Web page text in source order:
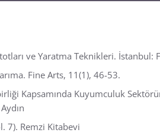
ve Yaratma Teknikleri. İstanbul:
Fine Arts, 11(1), 46-53.
Kapsamında Kuyumculuk
7). Remzi Kitabevi